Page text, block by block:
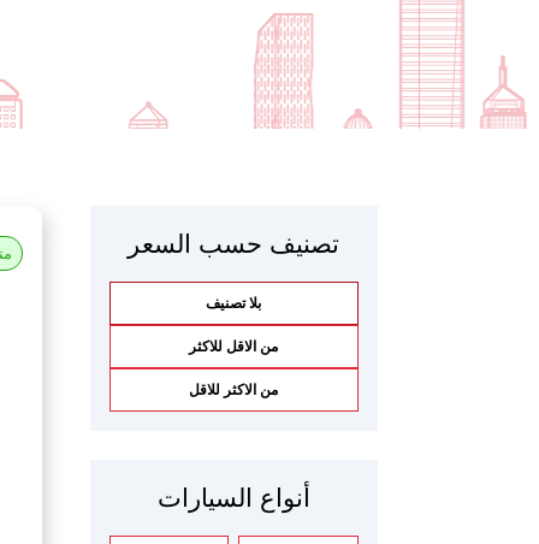
تصنيف حسب السعر
بلا تصنيف
من الاقل للاكثر
من الاكثر للاقل
أنواع السيارات